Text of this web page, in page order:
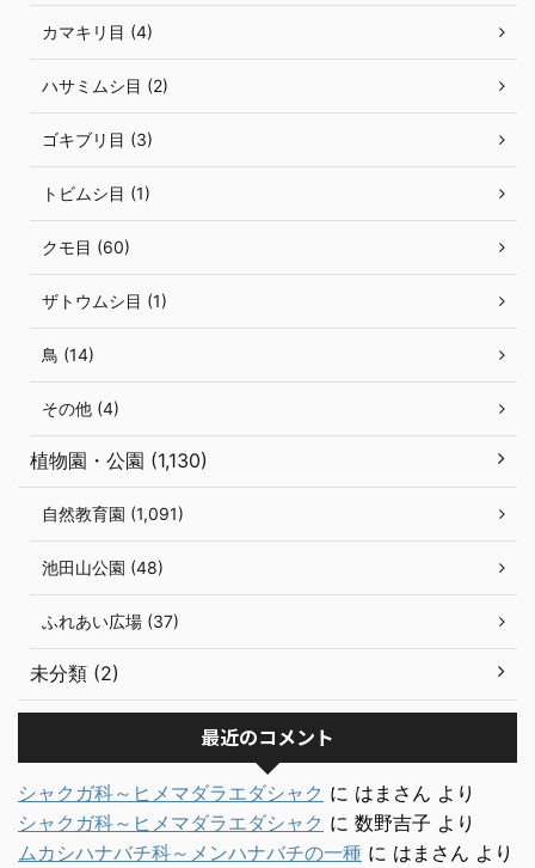
カマキリ目 (4)
ハサミムシ目 (2)
ゴキブリ目 (3)
トビムシ目 (1)
クモ目 (60)
ザトウムシ目 (1)
鳥 (14)
その他 (4)
植物園・公園 (1,130)
自然教育園 (1,091)
池田山公園 (48)
ふれあい広場 (37)
未分類 (2)
最近のコメント
シャクガ科～ヒメマダラエダシャク に はまさん より
シャクガ科～ヒメマダラエダシャク に 数野吉子 より
ムカシハナバチ科～メンハナバチの一種 に はまさん より